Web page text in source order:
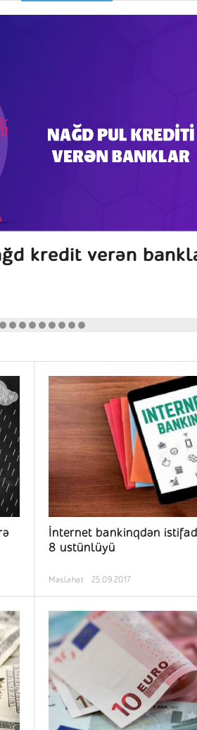
faizləri azalıb
İnternet bankinqdən
8 ustünlüyü
Məsləhət 25.09.2017